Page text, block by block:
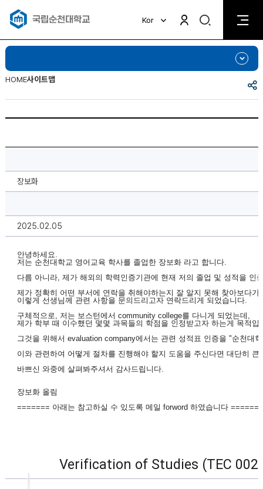
Kor
활
검
비
활
성
화
HOME사이트맵
공
적
관
립
에
장보화
2025.02.05
안녕하세요.
저는 순천대학교 영어교육 학사를 졸업한 장보화 라고 합니다.
다름 아니라, 제가 해외의 학력인증기관에 현재 저의 졸업 및 성적을
제가 정확히 어떤 부서에 연락을 취해야하는지 잘 알지 못해 찾아보다가
이렇게 선생님께 관련 사항을 문의드리고자 연락드리게 되었습니다.
구체적으로, 저는 보스턴에서 community college를 다니게 되었는데,
제가 학부 때 이수했던 몇몇 과목들의 학점을 인정받고자 하는게 목적입
그것을 위해서 evaluation company에서는 관련 성적표 인증을 "순천대
이와 관련하여 어떻게 절차를 진행해야 할지 도움을 주신다면 대단히 큰
바쁘신 와중에 살펴봐주셔서 감사드립니다.
장보화 올림
======= 아래는 참고하실 수 있도록 메일 forword 하였습니다 =======
Verification of Studies (TEC